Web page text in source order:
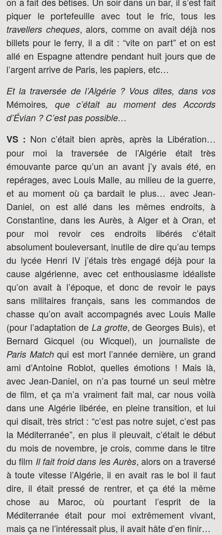
piquer le portefeuille avec tout le fric, tous les
travellers cheques, alors, comme on avait déjà nos
billets pour le ferry, il a dit : “vite on part” et on est
allé en Espagne attendre pendant huit jours que de
l’argent arrive de Paris, les papiers, etc…
Et la traversée de l’Algérie ? Vous dites, dans vos
Mémoires, que c’était au moment des Accords
d’Évian ? C’est pas possible…
VS : Non c’était bien après, après la Libération…
pour moi la traversée de l’Algérie était très
émouvante parce qu’un an avant j’y avais été, en
repérages, avec Louis Malle, au milieu de la guerre,
et au moment où ça bardait le plus… avec Jean-
Daniel, on est allé dans les mêmes endroits, à
Constantine, dans les Aurès, à Alger et à Oran, et
pour moi revoir ces endroits libérés c’était
absolument bouleversant, inutile de dire qu’au temps
du lycée Henri IV j’étais très engagé déjà pour la
cause algérienne, avec cet enthousiasme idéaliste
qu’on avait à l’époque, et donc de revoir le pays
sans militaires français, sans les commandos de
chasse qu’on avait accompagnés avec Louis Malle
(pour l’adaptation de La grotte, de Georges Buis), et
Bernard Gicquel (ou Wicquel), un journaliste de
Paris Matchqui est mort l’année dernière, un grand
ami d’Antoine Roblot, quelles émotions ! Mais là,
avec Jean-Daniel, on n’a pas tourné un seul mètre
de film, et ça m’a vraiment fait mal, car nous voilà
dans une Algérie libérée, en pleine transition, et lui
qui disait, très strict : “c’est pas notre sujet, c’est pas
la Méditerranée”, en plus il pleuvait, c’était le début
du mois de novembre, je crois, comme dans le titre
du film Il fait froid dans les Aurès, alors on a traversé
à toute vitesse l’Algérie, il en avait ras le bol il faut
dire, il était pressé de rentrer, et ça été la même
chose au Maroc, où pourtant l’esprit de la
Méditerranée était pour moi extrêmement vivant,
mais ça ne l’intéressait plus, il avait hâte d’en finir…